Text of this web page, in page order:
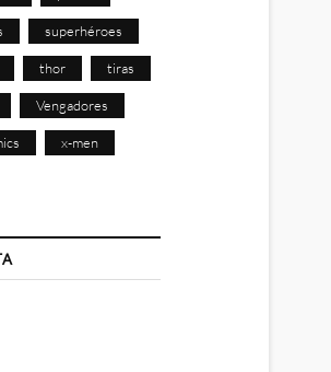
superhéroes
thor tiras
Vengadores
x-men